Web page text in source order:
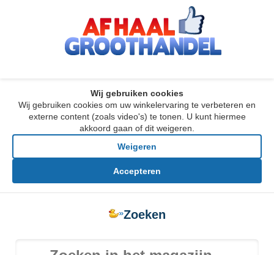
Wij gebruiken cookies
Wij gebruiken cookies om uw winkelervaring te verbeteren en
externe content (zoals video's) te tonen. U kunt hiermee
akkoord gaan of dit weigeren.
Weigeren
Accepteren
»Zoeken